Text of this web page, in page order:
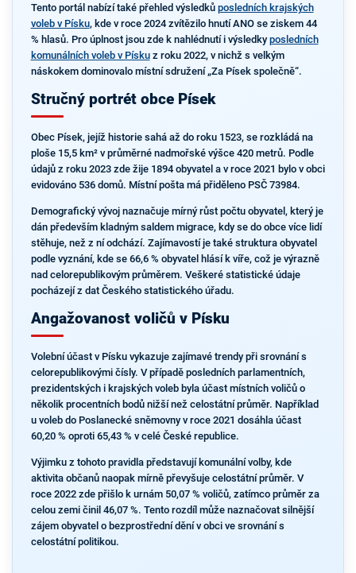
Tento portál nabízí také přehled výsledků posledních krajských
voleb v Písku, kde v roce 2024 zvítězilo hnutí ANO se ziskem 44
% hlasů. Pro úplnost jsou zde k nahlédnutí i výsledky posledních
komunálních voleb v Pískuz roku 2022, v nichž s velkým
náskokem dominovalo místní sdružení „Za Písek společně“.
Stručný portrét obce Písek
Obec Písek, jejíž historie sahá až do roku 1523, se rozkládá na
ploše 15,5 km² v průměrné nadmořské výšce 420 metrů. Podle
údajů z roku 2023 zde žije 1894 obyvatel a v roce 2021 bylo v obci
evidováno 536 domů. Místní pošta má přiděleno PSČ 73984.
Demografický vývoj naznačuje mírný růst počtu obyvatel, který je
dán především kladným saldem migrace, kdy se do obce více lidí
stěhuje, než z ní odchází. Zajímavostí je také struktura obyvatel
podle vyznání, kde se 66,6 % obyvatel hlásí k víře, což je výrazně
nad celorepublikovým průměrem. Veškeré statistické údaje
pocházejí z dat Českého statistického úřadu.
Angažovanost voličů v Písku
Volební účast v Písku vykazuje zajímavé trendy při srovnání s
celorepublikovými čísly. V případě posledních parlamentních,
prezidentských i krajských voleb byla účast místních voličů o
několik procentních bodů nižší než celostátní průměr. Například
u voleb do Poslanecké sněmovny v roce 2021 dosáhla účast
60,20 % oproti 65,43 % v celé České republice.
Výjimku z tohoto pravidla představují komunální volby, kde
aktivita občanů naopak mírně převyšuje celostátní průměr. V
roce 2022 zde přišlo k urnám 50,07 % voličů, zatímco průměr za
celou zemi činil 46,07 %. Tento rozdíl může naznačovat silnější
zájem obyvatel o bezprostřední dění v obci ve srovnání s
celostátní politikou.